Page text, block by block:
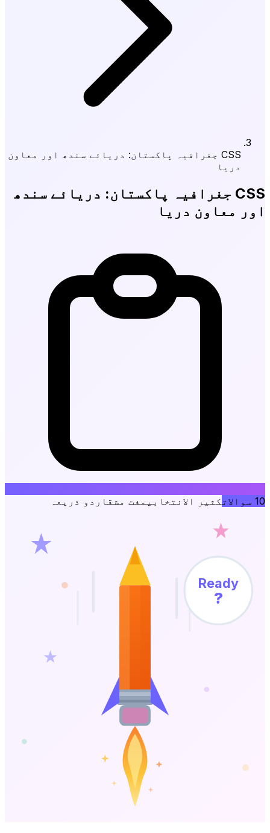
CSS جغرافیہ پاکستان: دریائے سندھ اور معاون
دریا
CSS جغرافیہ پاکستان: دریائے سندھ
اور معاون دریا
10 سوالات کثیر الانتخابی مفت مشق اردو ذریعہ
Ready
?